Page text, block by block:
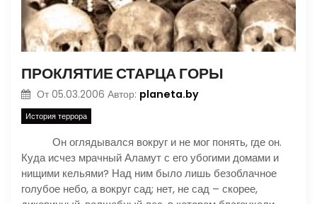
ПРОКЛЯТИЕ СТАРЦА ГОРЫ
От 05.03.2006 Автор: planeta.by
История террора
Он оглядывался вокруг и не мог понять, где он.
Куда исчез мрачный Аламут с его убогими домами и
нищими кельями? Над ним было лишь безоблачное
голубое небо, а вокруг сад; нет, не сад – скорее,